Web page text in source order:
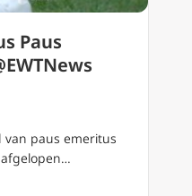
Paus
van paus emeritus
afgelopen…
Emeritus Paus Benedictus